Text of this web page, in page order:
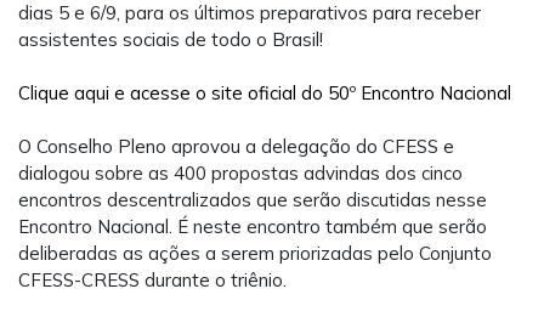
dias 5 e 6/9, para os últimos preparativos para receber
assistentes sociais de todo o Brasil!
Clique aqui e acesse o site oficial do 50º Encontro Nacional
O Conselho Pleno aprovou a delegação do CFESS e
dialogou sobre as 400 propostas advindas dos cinco
encontros descentralizados que serão discutidas nesse
Encontro Nacional. É neste encontro também que serão
deliberadas as ações a serem priorizadas pelo Conjunto
CFESS-CRESS durante o triênio.